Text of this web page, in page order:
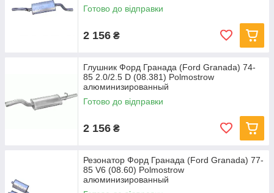
Готово до відправки
2 156 ₴
Глушник Форд Гранада (Ford Granada) 74-
85 2.0/2.5 D (08.381) Polmostrow
алюминизированный
Готово до відправки
2 156 ₴
Резонатор Форд Гранада (Ford Granada) 77-
85 V6 (08.60) Polmostrow
алюминизированный